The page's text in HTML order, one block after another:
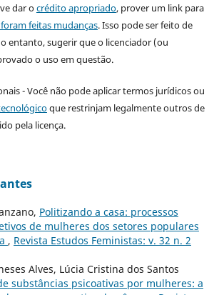
dar ocrédito apropriado, prover um link para
feitas mudanças. Isso pode ser feito de
entanto, sugerir que o licenciador (ou
o uso em questão.
- Você não pode aplicar termos jurídicos ou
que restrinjam legalmente outros de
pela licença.
Politizando a casa: processos
de mulheres dos setores populares
, Revista Estudos Feministas: v. 32 n. 2
Alves, Lúcia Cristina dos Santos
substâncias psicoativas por mulheres: a